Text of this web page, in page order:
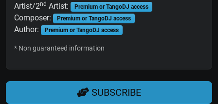
Artist/2nd Artist: Premium or TangoDJ access
Composer: Premium or TangoDJ access
Author: Premium or TangoDJ access
* Non guaranteed information
SUBSCRIBE